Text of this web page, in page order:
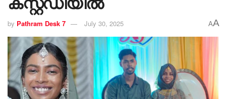
by Pathram Desk 7 July 30, 2025 AA